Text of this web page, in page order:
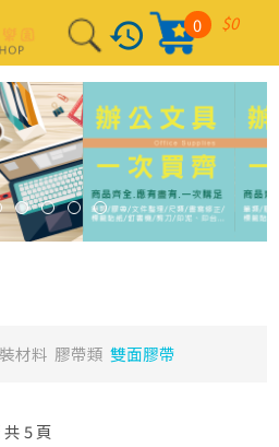
history $0
0
材料 膠帶類 雙面膠帶
共 5頁